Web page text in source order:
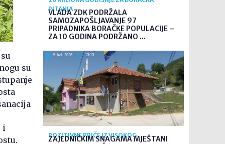
su
i
PITANJA
VLADA ZDK PODRŽALA
SAMOZAPOŠLJAVANJE 97
PRIPADNIKA BORAČKE POPULACIJE –
ZA 10 GODINA PODRŽANO ...
5. kol. 2026 13:13
POZITIVNE PRIČE IZ VISOKOG
ZAJEDNIČKIM SNAGAMA MJEŠTANI